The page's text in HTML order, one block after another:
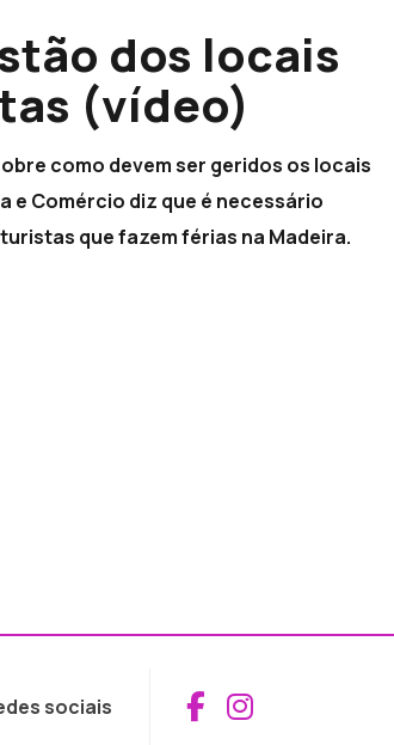
dos locais
(vídeo)
como devem ser geridos os locais
e Comércio diz que é necessário
que fazem férias na Madeira.
sociais Aceder ao
Aceder